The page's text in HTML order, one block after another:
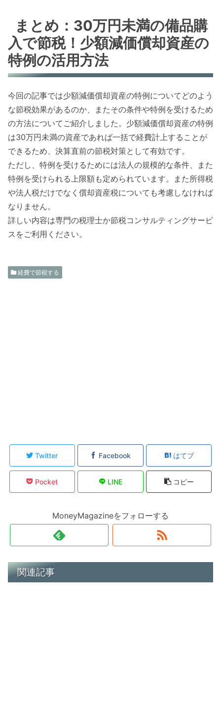
まとめ：30万円未満の備品購
入で節税！少額減価償却資産の
特例の活用方法
今回の記事では少額減価償却資産の特例についてどのよう
な節税効果があるのか、またその条件や特例を受けるため
の方法についてご紹介しました。少額減価償却資産の特例
は30万円未満の資産であれば一括で経費計上することが
できるため、決算直前の節税対策として有効です。
ただし、特例を受けるためには法人の規模的な条件、また
特例を受けられる上限額も定められています。また所得税
や法人税だけでなく償却資産税についても考慮しなければ
なりません。
詳しい内容は専門の税理士か節税コンサルティングサービ
スをご利用ください。
経費で節税する
Twitter Facebook はてブ
Pocket LINE コピー
MoneyMagazineをフォローする
関連記事